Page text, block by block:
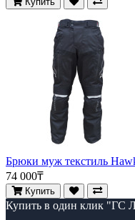
Брюки муж текстиль
74 000₸
Купить
Купить в один клик "ГС